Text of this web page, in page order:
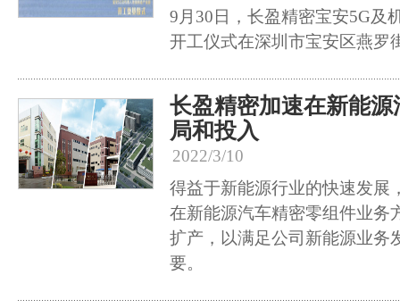
9月30日，长盈精密宝安5G及
开工仪式在深圳市宝安区燕罗
长盈精密加速在新能
局和投入
2022/3/10
得益于新能源行业的快速发展
在新能源汽车精密零组件业务
扩产，以满足公司新能源业务
要。